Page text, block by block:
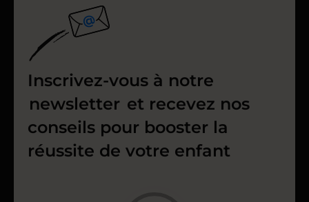
Inscrivez-vous à notre
newsletter et recevez nos
conseils pour booster la
réussite de votre enfant